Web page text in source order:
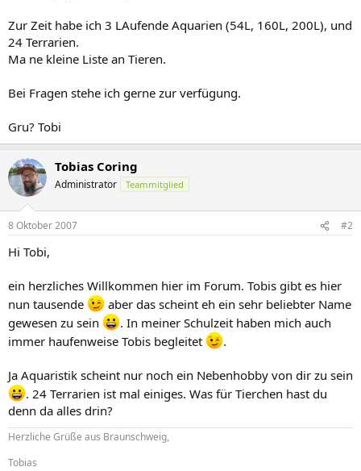
Zur Zeit habe ich 3 LAufende Aquarien (54L, 160L, 200L), und
24 Terrarien.
Ma ne kleine Liste an Tieren.
Bei Fragen stehe ich gerne zur verfügung.
Gru? Tobi
Tobias Coring
Administrator Teammitglied
8 Oktober 2007 #2
Hi Tobi,
ein herzliches Willkommen hier im Forum. Tobis gibt es hier
nun tausende
aber das scheint eh ein sehr beliebter Name
gewesen zu sein
. In meiner Schulzeit haben mich auch
immer haufenweise Tobis begleitet
.
Ja Aquaristik scheint nur noch ein Nebenhobby von dir zu sein
. 24 Terrarien ist mal einiges. Was für Tierchen hast du
denn da alles drin?
Herzliche Grüße aus Braunschweig,
Tobias